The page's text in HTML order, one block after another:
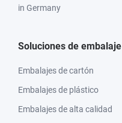
in Germany
Soluciones de embalaje
Embalajes de cartón
Embalajes de plástico
Embalajes de alta calidad